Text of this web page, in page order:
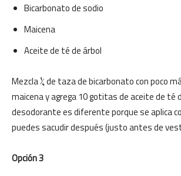
Bicarbonato de sodio
Maicena
Aceite de té de árbol
Mezcla ¼ de taza de bicarbonato con poco
maicena y agrega 10 gotitas de aceite de té
desodorante es diferente porque se aplica
puedes sacudir después (justo antes de
Opción 3